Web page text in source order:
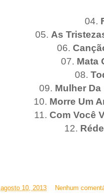
04.
05. As
06.
07. Mata
08.
09. Mulher
10. Morre Um
11. Com Você
12.
agosto 10, 2013 Nenhum